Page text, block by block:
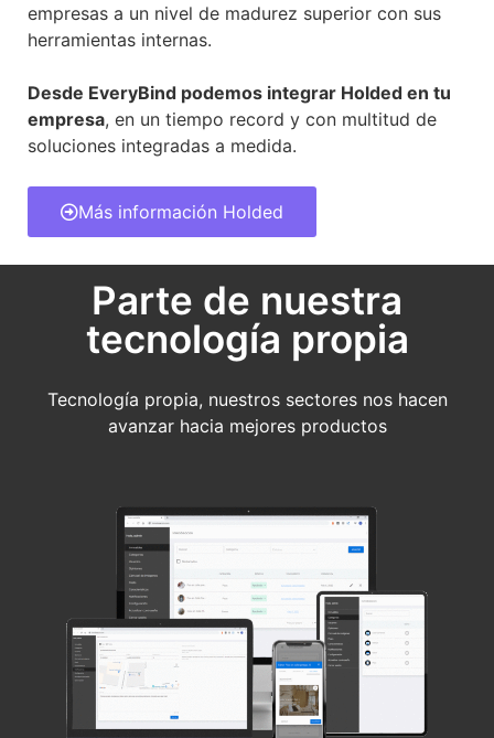
empresas a un nivel de madurez superior con sus
herramientas internas.
Desde EveryBind podemos integrar Holded en tu
empresa, en un tiempo record y con multitud de
soluciones integradas a medida.
Más información Holded
Parte de nuestra
tecnología propia
Tecnología propia, nuestros sectores nos hacen
avanzar hacia mejores productos